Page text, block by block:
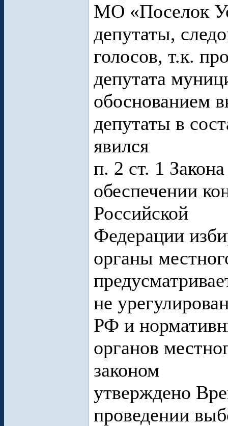
МО «Поселок
депутаты,
голосов, т.к.
депутата
обоснованием
депутаты в
явился
п. 2 ст. 1
обеспечении
Российской
Федерации
органы
не
РФ и
органов
законом
утверждено
проведении